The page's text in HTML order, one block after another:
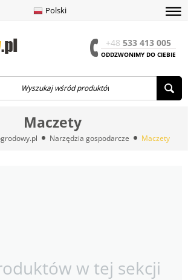
Polski
+48 533 413 005
ODDZWONIMY DO CIEBIE
Maczety
Narzędzia gospodarcze Maczety
w tej sekcji